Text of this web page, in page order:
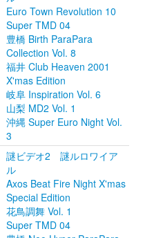
Euro Town Revolution 10
Super TMD 04
豊橋 Birth ParaPara
Collection Vol. 8
福井 Club Heaven 2001
X'mas Edition
岐阜 Inspiration Vol. 6
山梨 MD2 Vol. 1
沖縄 Super Euro Night Vol.
3
謎ビデオ2 謎ルロワイア
ル
Axos Beat Fire Night X'mas
Special Edition
花鳥調舞 Vol. 1
Super TMD 04